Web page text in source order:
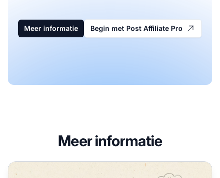
Meer informatie Begin met Post Affiliate Pro
Meer informatie
Wat gebeurt er als je op een blacklist komt? Gevolgen &